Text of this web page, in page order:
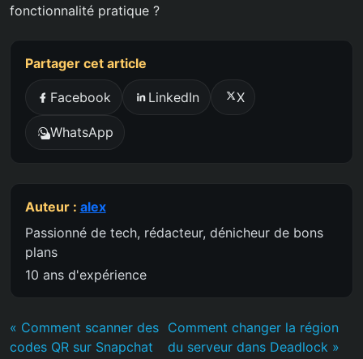
fonctionnalité pratique ?
Partager cet article
Facebook LinkedIn X
WhatsApp
Auteur : alex
Passionné de tech, rédacteur, dénicheur de bons
plans
10 ans d'expérience
« Comment scanner des
codes QR sur Snapchat
Comment changer la région
du serveur dans Deadlock »